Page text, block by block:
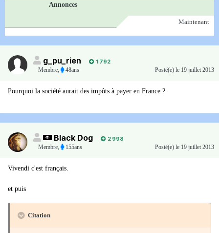
Annonces
Maintenant
g_pu_rien
1 792
Membre, 48ans Posté(e) le 19 juillet 2013
Pourquoi la société aurait des impôts à payer en France ?
Black Dog
2 998
Membre, 155ans Posté(e) le 19 juillet 2013
Vivendi c'est français.
et puis
Citation